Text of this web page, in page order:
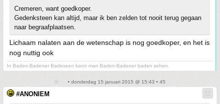
Cremeren, want goedkoper.
Gedenksteen kan altijd, maar ik ben zelden tot nooit terug gegaan
naar begraafplaatsen.
Lichaam nalaten aan de wetenschap is nog goedkoper, en het is
nog nuttig ook
In Baden-Badener Badeseen kann man Baden-Badener baden sehen.
• donderdag 15 januari 2015 @ 15:43 • 45
#ANONIEM